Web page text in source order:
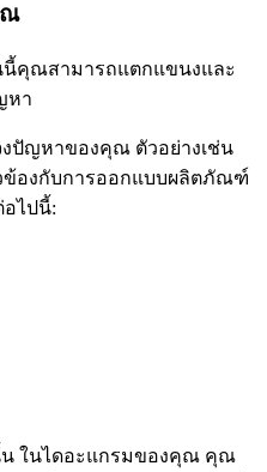
ณ
คุณสามารถแตกแขนงและ
หา
ปัญหาของคุณ ตัวอย่างเช่น
องกับการออกแบบผลิตภัณฑ์
ไปนี้:
น ในไดอะแกรมของคุณ คุณ